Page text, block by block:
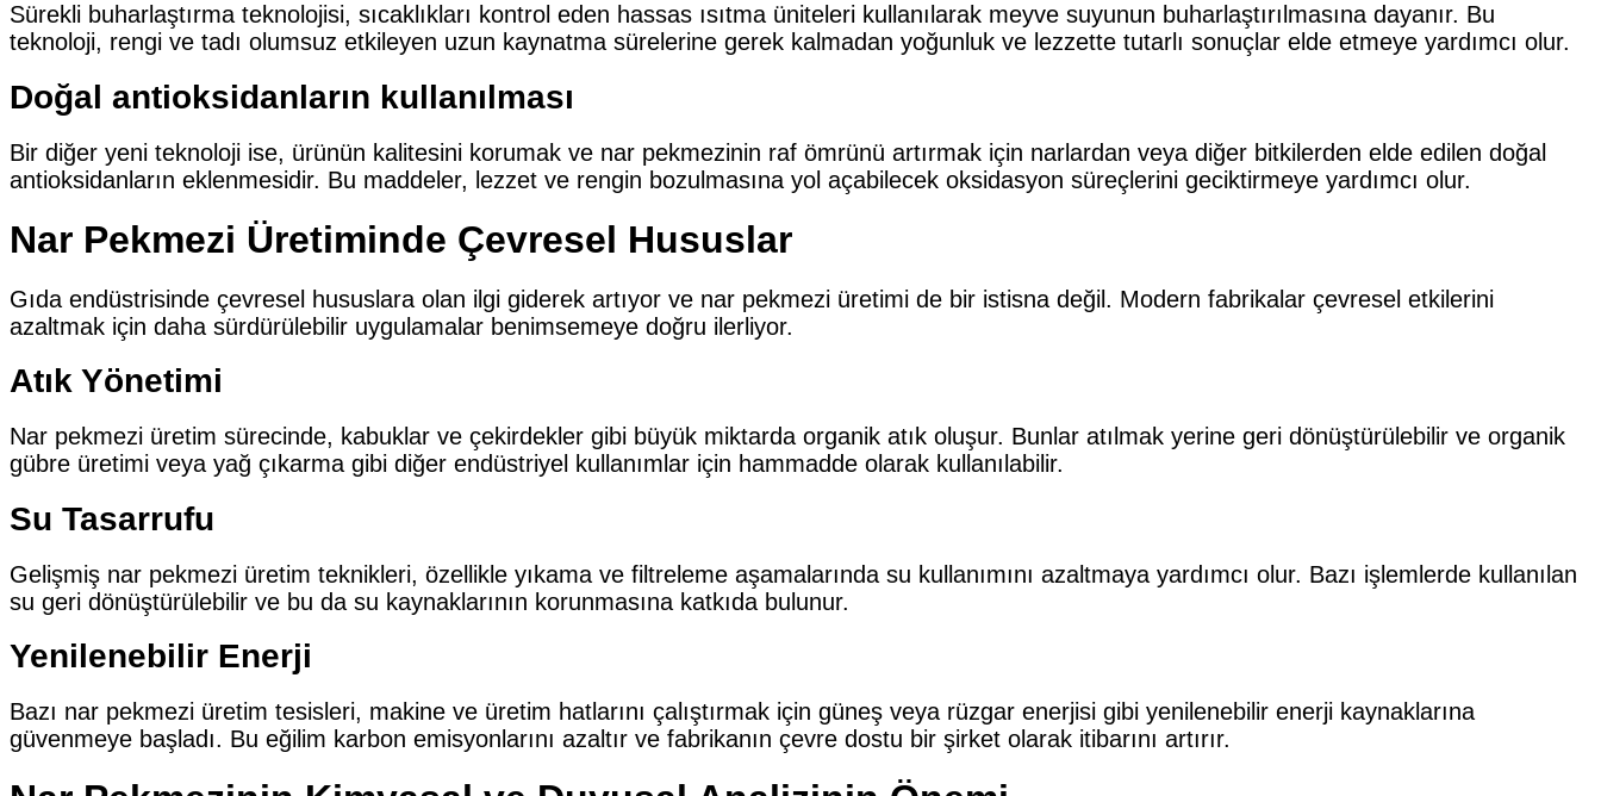
Sürekli buharlaştırma teknolojisi, sıcaklıkları kontrol eden hassas ısıtma üniteleri kullanılarak meyve suyunun buharlaştırılmasına dayanır. Bu
teknoloji, rengi ve tadı olumsuz etkileyen uzun kaynatma sürelerine gerek kalmadan yoğunluk ve lezzette tutarlı sonuçlar elde etmeye yardımcı olur.
Doğal antioksidanların kullanılması
Bir diğer yeni teknoloji ise, ürünün kalitesini korumak ve nar pekmezinin raf ömrünü artırmak için narlardan veya diğer bitkilerden elde edilen doğal
antioksidanların eklenmesidir. Bu maddeler, lezzet ve rengin bozulmasına yol açabilecek oksidasyon süreçlerini geciktirmeye yardımcı olur.
Nar Pekmezi Üretiminde Çevresel Hususlar
Gıda endüstrisinde çevresel hususlara olan ilgi giderek artıyor ve nar pekmezi üretimi de bir istisna değil. Modern fabrikalar çevresel etkilerini
azaltmak için daha sürdürülebilir uygulamalar benimsemeye doğru ilerliyor.
Atık Yönetimi
Nar pekmezi üretim sürecinde, kabuklar ve çekirdekler gibi büyük miktarda organik atık oluşur. Bunlar atılmak yerine geri dönüştürülebilir ve organik
gübre üretimi veya yağ çıkarma gibi diğer endüstriyel kullanımlar için hammadde olarak kullanılabilir.
Su Tasarrufu
Gelişmiş nar pekmezi üretim teknikleri, özellikle yıkama ve filtreleme aşamalarında su kullanımını azaltmaya yardımcı olur. Bazı işlemlerde kullanılan
su geri dönüştürülebilir ve bu da su kaynaklarının korunmasına katkıda bulunur.
Yenilenebilir Enerji
Bazı nar pekmezi üretim tesisleri, makine ve üretim hatlarını çalıştırmak için güneş veya rüzgar enerjisi gibi yenilenebilir enerji kaynaklarına
güvenmeye başladı. Bu eğilim karbon emisyonlarını azaltır ve fabrikanın çevre dostu bir şirket olarak itibarını artırır.